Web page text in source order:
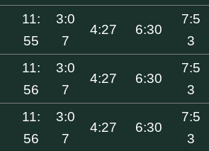
11:
55
3:0
7
4:27 6:30
7:5
3
11:
56
3:0
7
4:27 6:30
7:5
3
11:
56
3:0
7
4:27 6:30
7:5
3